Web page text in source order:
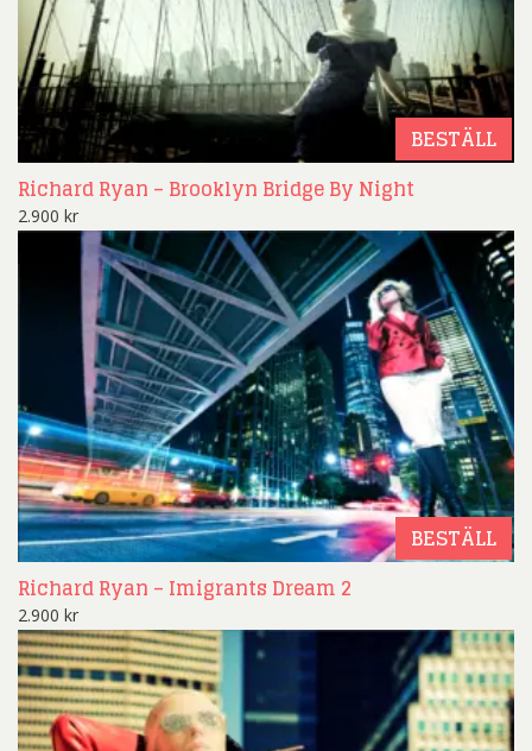
BESTÄLL
Richard Ryan – Brooklyn Bridge By Night
2.900 kr
BESTÄLL
Richard Ryan – Imigrants Dream 2
2.900 kr